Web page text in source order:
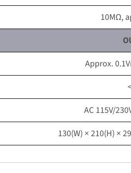
10MΩ,
Approx.
AC 115V/
130(W) × 210(H) ×